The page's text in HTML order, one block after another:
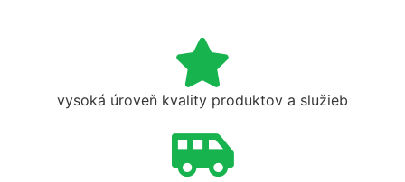
vysoká úroveň kvality produktov a služieb